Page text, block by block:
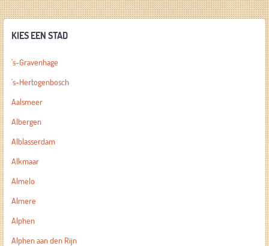
KIES EEN STAD
's-Gravenhage
's-Hertogenbosch
Aalsmeer
Albergen
Alblasserdam
Alkmaar
Almelo
Almere
Alphen
Alphen aan den Rijn